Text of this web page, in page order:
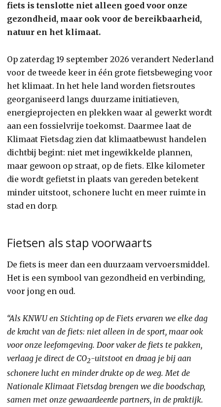
fiets is tenslotte niet alleen goed voor onze
gezondheid, maar ook voor de bereikbaarheid,
natuur en het klimaat.
Op zaterdag 19 september 2026 verandert Nederland
voor de tweede keer in één grote fietsbeweging voor
het klimaat. In het hele land worden fietsroutes
georganiseerd langs duurzame initiatieven,
energieprojecten en plekken waar al gewerkt wordt
aan een fossielvrije toekomst. Daarmee laat de
Klimaat Fietsdag zien dat klimaatbewust handelen
dichtbij begint: niet met ingewikkelde plannen,
maar gewoon op straat, op de fiets. Elke kilometer
die wordt gefietst in plaats van gereden betekent
minder uitstoot, schonere lucht en meer ruimte in
stad en dorp.
Fietsen als stap voorwaarts
De fiets is meer dan een duurzaam vervoersmiddel.
Het is een symbool van gezondheid en verbinding,
voor jong en oud.
“Als KNWU en Stichting op de Fiets ervaren we elke dag
de kracht van de fiets: niet alleen in de sport, maar ook
voor onze leefomgeving. Door vaker de fiets te pakken,
verlaag je direct de CO2-uitstoot en draag je bij aan
schonere lucht en minder drukte op de weg. Met de
Nationale Klimaat Fietsdag brengen we die boodschap,
samen met onze gewaardeerde partners, in de praktijk.